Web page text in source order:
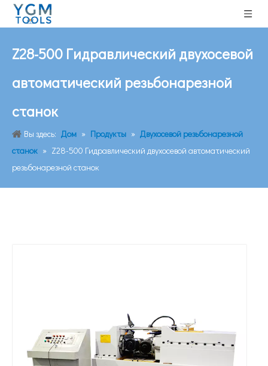
Z28-500 Гидравлический двухосевой
автоматический резьбонарезной
станок
Вы здесь: Дом » Продукты » Двухосевой резьбонарезной
станок » Z28-500 Гидравлический двухосевой автоматический
резьбонарезной станок